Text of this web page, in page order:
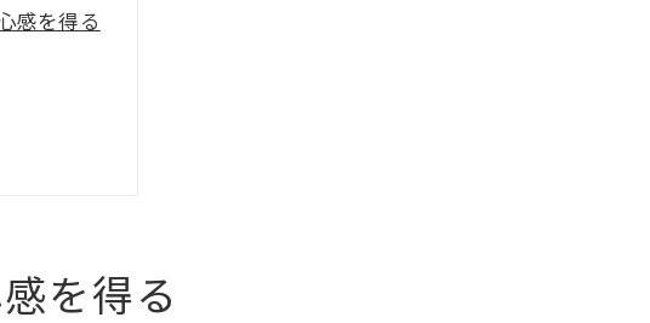
感を得る
を得る